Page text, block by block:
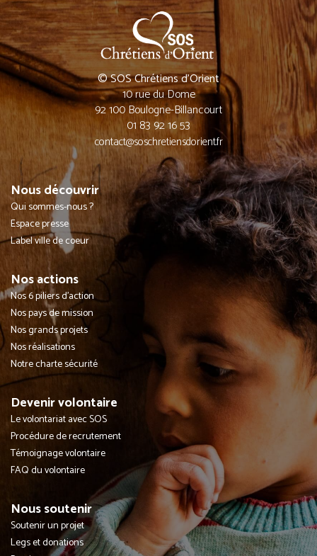
© SOS Chrétiens d’Orient
10 rue du Dome
92 100 Boulogne-Billancourt
01 83 92 16 53
contact@soschretiensdorient.fr
Nous découvrir
Qui sommes-nous ?
Espace presse
Label ville de coeur
Nos actions
Nos 6 piliers d'action
Nos pays de mission
Nos grands projets
Nos réalisations
Notre charte sécurité
Devenir volontaire
Le volontariat avec SOS
Procédure de recrutement
Témoignage volontaire
FAQ du volontaire
Nous soutenir
Soutenir un projet
Legs et donations